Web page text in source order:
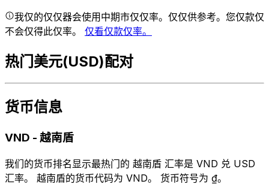
我仅的仅仅器会使用中期市仅仅率。仅仅供参考。您仅款仅
不会仅得此仅率。 仅看仅款仅率。
热门美元(USD)配对
货币信息
VND - 越南盾
我们的货币排名显示最热门的 越南盾 汇率是 VND 兑 USD
汇率。 越南盾的货币代码为 VND。 货币符号为 ₫。